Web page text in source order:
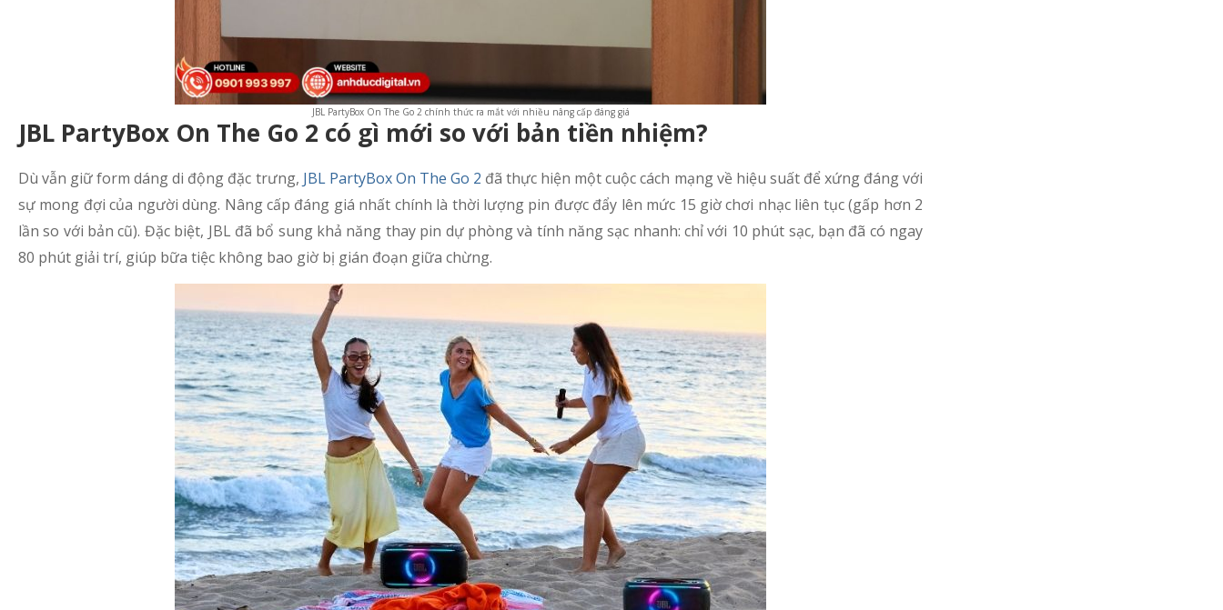
JBL PartyBox On The Go 2 chính thức ra mắt với nhiều nâng cấp đáng giá
JBL PartyBox On The Go 2 có gì mới so với bản tiền nhiệm?
Dù vẫn giữ form dáng di động đặc trưng, JBL PartyBox On The Go 2 đã thực hiện một cuộc cách mạng về hiệu suất để xứng đáng với
sự mong đợi của người dùng. Nâng cấp đáng giá nhất chính là thời lượng pin được đẩy lên mức 15 giờ chơi nhạc liên tục (gấp hơn 2
lần so với bản cũ). Đặc biệt, JBL đã bổ sung khả năng thay pin dự phòng và tính năng sạc nhanh: chỉ với 10 phút sạc, bạn đã có ngay
80 phút giải trí, giúp bữa tiệc không bao giờ bị gián đoạn giữa chừng.